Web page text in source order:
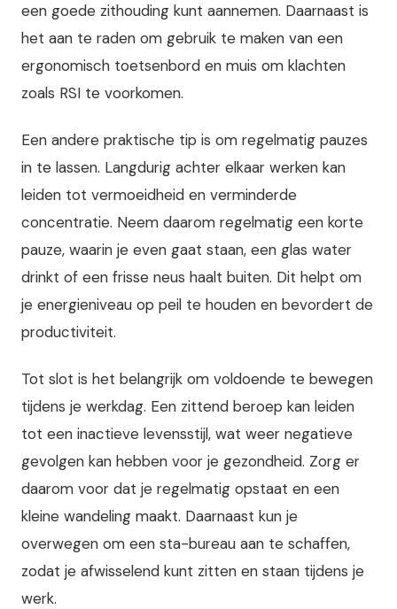
een goede zithouding kunt aannemen. Daarnaast is
het aan te raden om gebruik te maken van een
ergonomisch toetsenbord en muis om klachten
zoals RSI te voorkomen.
Een andere praktische tip is om regelmatig pauzes
in te lassen. Langdurig achter elkaar werken kan
leiden tot vermoeidheid en verminderde
concentratie. Neem daarom regelmatig een korte
pauze, waarin je even gaat staan, een glas water
drinkt of een frisse neus haalt buiten. Dit helpt om
je energieniveau op peil te houden en bevordert de
productiviteit.
Tot slot is het belangrijk om voldoende te bewegen
tijdens je werkdag. Een zittend beroep kan leiden
tot een inactieve levensstijl, wat weer negatieve
gevolgen kan hebben voor je gezondheid. Zorg er
daarom voor dat je regelmatig opstaat en een
kleine wandeling maakt. Daarnaast kun je
overwegen om een sta-bureau aan te schaffen,
zodat je afwisselend kunt zitten en staan tijdens je
werk.